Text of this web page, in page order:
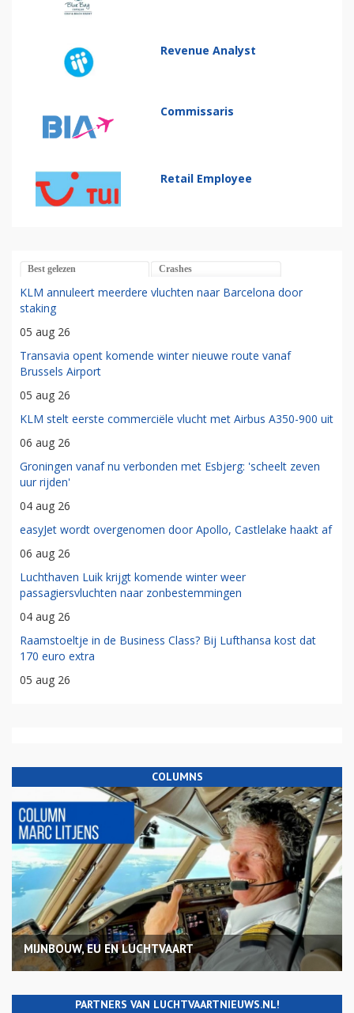
Revenue Analyst
Commissaris
Retail Employee
Best gelezen Crashes
KLM annuleert meerdere vluchten naar Barcelona door
staking
05 aug 26
Transavia opent komende winter nieuwe route vanaf
Brussels Airport
05 aug 26
KLM stelt eerste commerciële vlucht met Airbus A350-900 uit
06 aug 26
Groningen vanaf nu verbonden met Esbjerg: 'scheelt zeven
uur rijden'
04 aug 26
easyJet wordt overgenomen door Apollo, Castlelake haakt af
06 aug 26
Luchthaven Luik krijgt komende winter weer
passagiersvluchten naar zonbestemmingen
04 aug 26
Raamstoeltje in de Business Class? Bij Lufthansa kost dat
170 euro extra
05 aug 26
COLUMNS
MIJNBOUW, EU EN LUCHTVAART
PARTNERS VAN LUCHTVAARTNIEUWS.NL!